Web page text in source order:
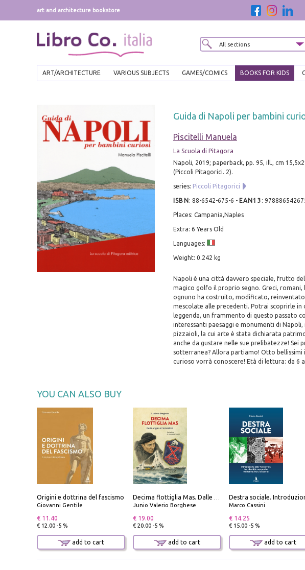
art and architecture bookstore
ART/ARCHITECTURE VARIOUS SUBJECTS GAMES/COMICS BOOKS FOR KIDS
Guida di Napoli per bambini
Piscitelli Manuela
La Scuola di Pitagora
Napoli, 2019; paperback, pp. 95, ill., cm
(Piccoli Pitagorici. 2).
series: Piccoli Pitagorici
ISBN : 88-6542-675-6 - EAN13 :
Places: Campania,Naples
Extra: 6 Years Old
Languages:
Weight: 0.242 kg
Napoli è una città davvero speciale, frutto
magico golfo il proprio segno. Greci, romani,
ognuno ha costruito, modificato,
mescolate alle precedenti. Potrai scoprirle
leggenda, un frammento di questo passato
interessanti paesaggi e monumenti di
pizzaioli, la cui arte è stata dichiarata
anche da gustare nelle sue prelibatezze!
sotterranea? Allora partiamo! Otto
curioso vorrà conoscere! Età di lettura: da 6
YOU CAN ALSO BUY
Origini e dottrina del fascismo
Giovanni Gentile
€ 11.40
€ 12.00 -5 %
add to cart
Junio Valerio Borghese
€ 19.00
€ 20.00 -5 %
add to cart
Marco Cassini
€ 14.25
€ 15.00 -5 %
add to cart